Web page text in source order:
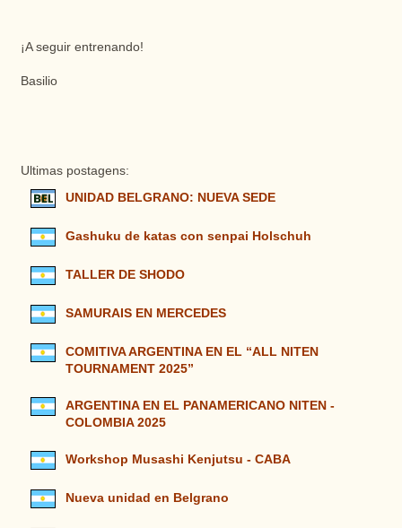
¡A seguir entrenando!
Basilio
Ultimas postagens:
UNIDAD BELGRANO: NUEVA SEDE
Gashuku de katas con senpai Holschuh
TALLER DE SHODO
SAMURAIS EN MERCEDES
COMITIVA ARGENTINA EN EL “ALL NITEN
TOURNAMENT 2025”
ARGENTINA EN EL PANAMERICANO NITEN -
COLOMBIA 2025
Workshop Musashi Kenjutsu - CABA
Nueva unidad en Belgrano